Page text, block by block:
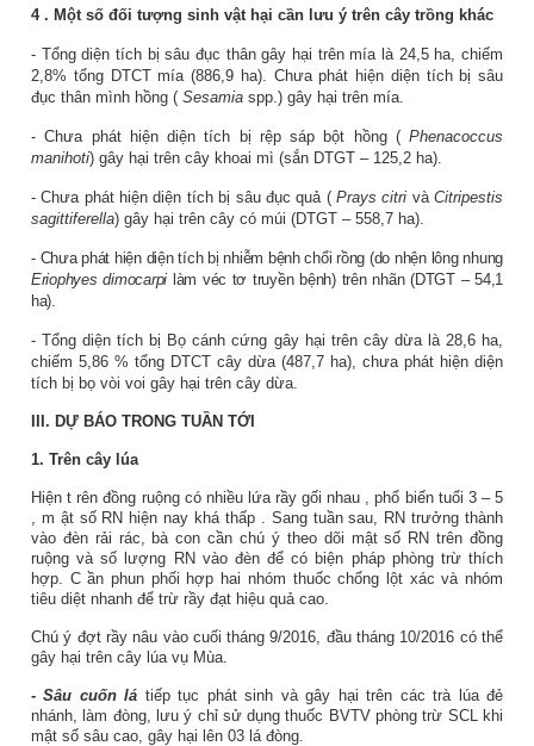
4 . Một số đối tượng sinh vật hại cần lưu ý trên cây trồng khác
- Tổng diện tích bị sâu đục thân gây hại trên mía là 24,5 ha, chiếm
2,8% tổng DTCT mía (886,9 ha). Chưa phát hiện diện tích bị sâu
đục thân mình hồng ( Sesamia spp.) gây hại trên mía.
- Chưa phát hiện diện tích bị rệp sáp bột hồng ( Phenacoccus
manihoti) gây hại trên cây khoai mì (sắn DTGT – 125,2 ha).
- Chưa phát hiện diện tích bị sâu đục quả ( Prays citri vàCitripestis
sagittiferella) gây hại trên cây có múi (DTGT – 558,7 ha).
- Chưa phát hiện diện tích bị nhiễm bệnh chổi rồng (do nhện lông nhung
Eriophyes dimocarpi làm véc tơ truyền bệnh) trên nhãn (DTGT – 54,1
ha).
- Tổng diện tích bị Bọ cánh cứng gây hại trên cây dừa là 28,6 ha,
chiếm 5,86 % tổng DTCT cây dừa (487,7 ha), chưa phát hiện diện
tích bị bọ vòi voi gây hại trên cây dừa.
III. DỰ BÁO TRONG TUẦN TỚI
1. Trên cây lúa
Hiện t rênđồng ruộng có nhiều lứa rầy gối nhau
, phổ biến tuổi 3 – 5
m ật số RN hiện nay khá thấp
. Sang tuần sau, RN trưởng thành
vào đèn rải rác, bà con cần chú ý theo dõi mật số RN trên đồng
ruộng và số lượng RN vào đèn để có biện pháp phòng trừ thích
hợp. C ần phun phối hợp hai nhóm thuốc chống lột xác và nhóm
tiêu diệt nhanh để trừ rầy đạt hiệu quả cao.
Chú ý đợt rầy nâu vào cuối tháng 9/2016, đầu tháng 10/2016 có thể
gây hại trên cây lúa vụ Mùa.
- Sâu cuốn lá tiếp tục phát sinh và gây hại trên các trà lúa đẻ
nhánh, làm đòng, lưu ý chỉ sử dụng thuốc BVTV phòng trừ SCL khi
mật số sâu cao, gây hại lên 03 lá đòng.